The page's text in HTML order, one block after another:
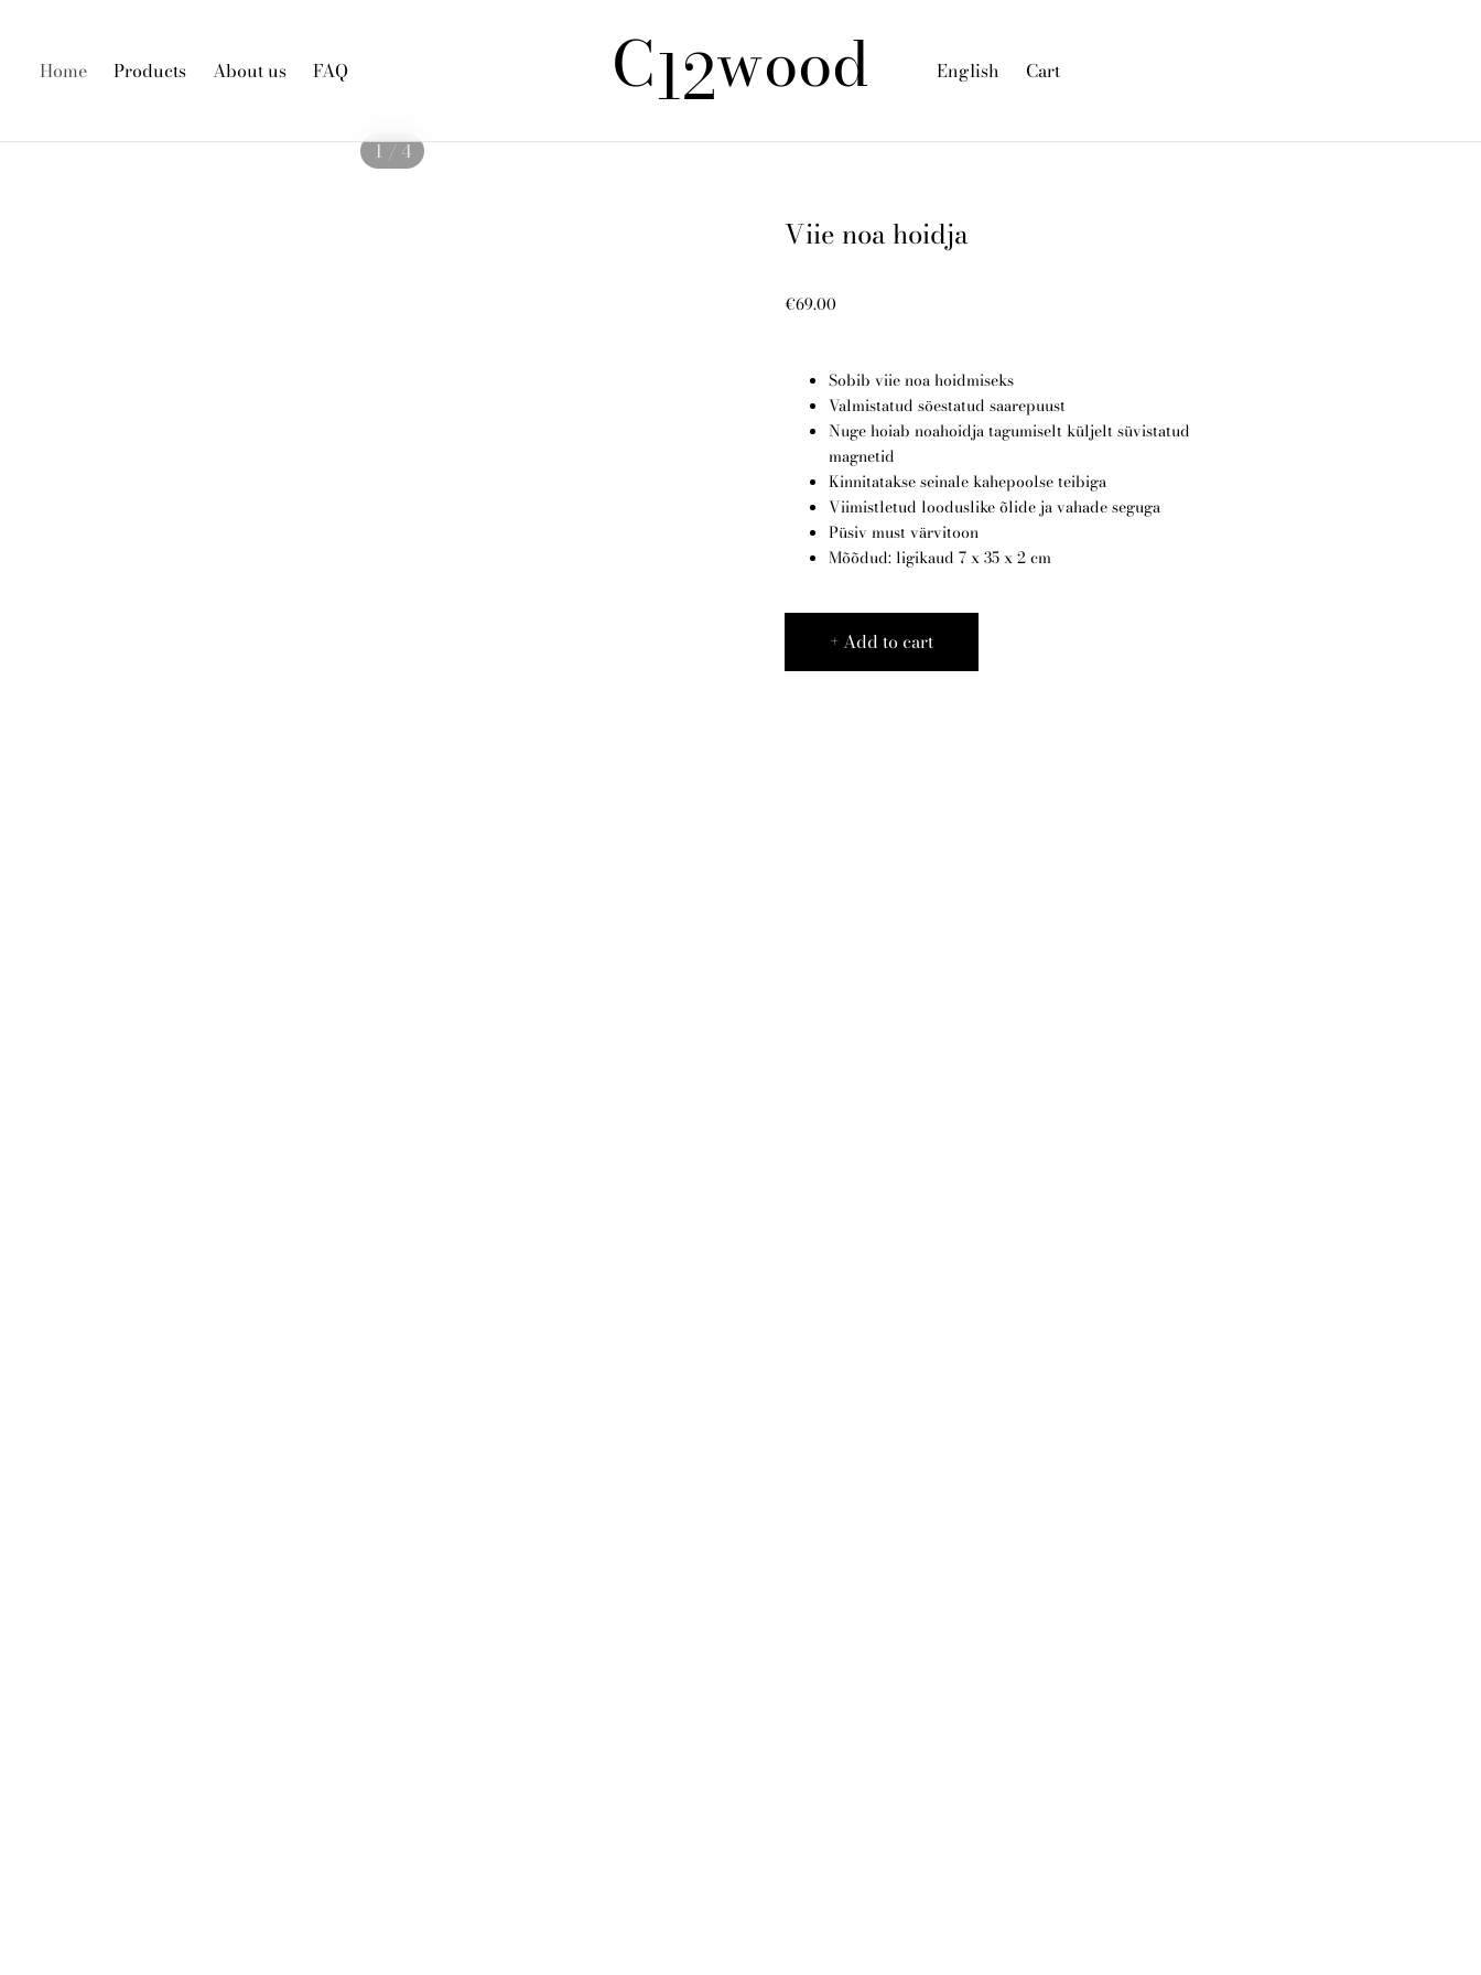
Home Products About us FAQ C12wood English Cart
1 / 4
Viie noa hoidja
€69.00
Sobib viie noa hoidmiseks
Valmistatud söestatud saarepuust
Nuge hoiab noahoidja tagumiselt küljelt süvistatud
magnetid
Kinnitatakse seinale kahepoolse teibiga
Viimistletud looduslike õlide ja vahade seguga
Püsiv must värvitoon
Mõõdud: ligikaud 7 x 35 x 2 cm
Add to cart